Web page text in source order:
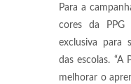
Para a
cores da PPG
exclusiva para
das escolas. “A
melhorar o